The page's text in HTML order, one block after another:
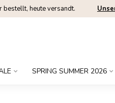
bestellt, heute versandt.
SPRING SUMMER 2026